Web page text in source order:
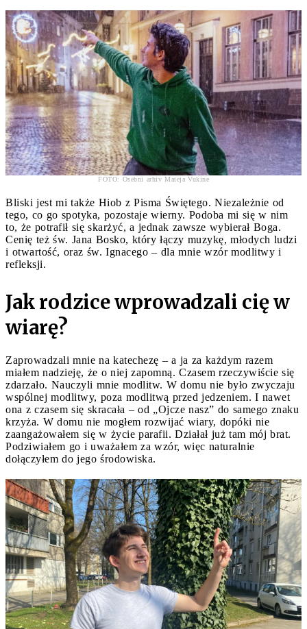
FOTO: Osebni arhiv Mateja Vukine
Bliski jest mi także Hiob z Pisma Świętego. Niezależnie od
tego, co go spotyka, pozostaje wierny. Podoba mi się w nim
to, że potrafił się skarżyć, a jednak zawsze wybierał Boga.
Cenię też św. Jana Bosko, który łączy muzykę, młodych ludzi
i otwartość, oraz św. Ignacego – dla mnie wzór modlitwy i
refleksji.
Jak rodzice wprowadzali cię w
wiarę?
Zaprowadzali mnie na katechezę – a ja za każdym razem
miałem nadzieję, że o niej zapomną. Czasem rzeczywiście się
zdarzało. Nauczyli mnie modlitw. W domu nie było zwyczaju
wspólnej modlitwy, poza modlitwą przed jedzeniem. I nawet
ona z czasem się skracała – od „Ojcze nasz” do samego znaku
krzyża. W domu nie mogłem rozwijać wiary, dopóki nie
zaangażowałem się w życie parafii. Działał już tam mój brat.
Podziwiałem go i uważałem za wzór, więc naturalnie
dołączyłem do jego środowiska.